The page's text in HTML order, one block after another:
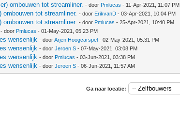
ombouwen tot streamliner. - door Pmlucas - 11-Apr-2021, 11:07 PM
ombouwen tot streamliner. - door ErikvanD - 03-Apr-2021, 10:04 PM
ombouwen tot streamliner. - door Pmlucas - 25-Apr-2021, 10:40 PM
- door Pmlucas - 01-May-2021, 05:23 PM
wensenlijk - doorArjen Hoogcarspel - 02-May-2021, 05:31 PM
wensenlijk - doorJeroen S - 07-May-2021, 03:08 PM
wensenlijk - door Pmlucas - 03-Jun-2021, 03:38 PM
wensenlijk - doorJeroen S - 06-Jun-2021, 11:57 AM
Ga naar locatie: